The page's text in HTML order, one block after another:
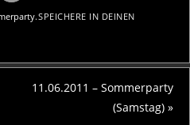
.SPEICHERE IN DEINEN
11.06.2011 – Sommerparty
(Samstag) »